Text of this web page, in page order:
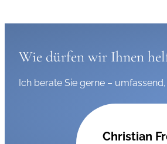
Wie dürfen wir Ihnen
Ich berate Sie gerne –
Christian